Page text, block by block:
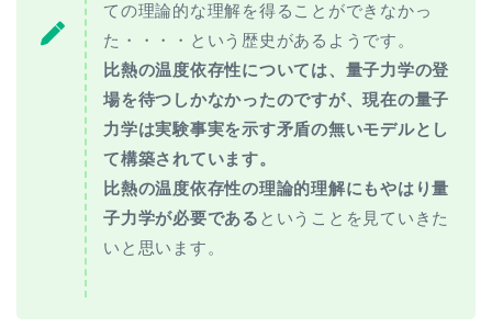
ての理論的な理解を得ることができなかっ
た・・・・という歴史があるようです。
比熱の温度依存性については、量子力学の登
場を待つしかなかったのですが、現在の量子
力学は実験事実を示す矛盾の無いモデルとし
て構築されています。
比熱の温度依存性の理論的理解にもやはり量
子力学が必要である ということを見ていきた
いと思います。